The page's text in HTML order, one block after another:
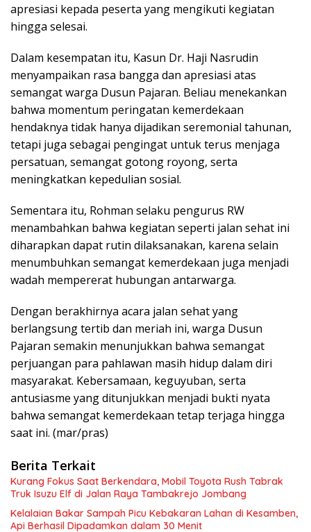
apresiasi kepada peserta yang mengikuti kegiatan
hingga selesai.
Dalam kesempatan itu, Kasun Dr. Haji Nasrudin
menyampaikan rasa bangga dan apresiasi atas
semangat warga Dusun Pajaran. Beliau menekankan
bahwa momentum peringatan kemerdekaan
hendaknya tidak hanya dijadikan seremonial tahunan,
tetapi juga sebagai pengingat untuk terus menjaga
persatuan, semangat gotong royong, serta
meningkatkan kepedulian sosial.
Sementara itu, Rohman selaku pengurus RW
menambahkan bahwa kegiatan seperti jalan sehat ini
diharapkan dapat rutin dilaksanakan, karena selain
menumbuhkan semangat kemerdekaan juga menjadi
wadah mempererat hubungan antarwarga.
Dengan berakhirnya acara jalan sehat yang
berlangsung tertib dan meriah ini, warga Dusun
Pajaran semakin menunjukkan bahwa semangat
perjuangan para pahlawan masih hidup dalam diri
masyarakat. Kebersamaan, keguyuban, serta
antusiasme yang ditunjukkan menjadi bukti nyata
bahwa semangat kemerdekaan tetap terjaga hingga
saat ini. (mar/pras)
Berita Terkait
Kurang Fokus Saat Berkendara, Mobil Toyota Rush Tabrak
Truk Isuzu Elf di Jalan Raya Tambakrejo Jombang
Kelalaian Bakar Sampah Picu Kebakaran Lahan di Kesamben,
Api Berhasil Dipadamkan dalam 30 Menit